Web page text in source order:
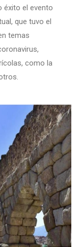
éxito el evento
que tuvo el
temas
como la